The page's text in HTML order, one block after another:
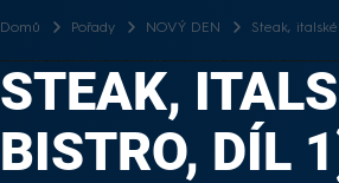
Domů Pořady NOVÝ DEN Steak,
STEAK,
BISTRO, DÍL